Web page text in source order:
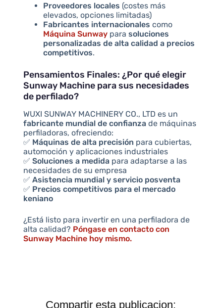
Proveedores locales (costes más
elevados, opciones limitadas)
Fabricantes internacionales como
Máquina Sunwaypara soluciones
personalizadas de alta calidad a precios
competitivos.
Pensamientos Finales: ¿Por qué elegir
Sunway Machine para sus necesidades
de perfilado?
WUXI SUNWAY MACHINERY CO., LTD es un
fabricante mundial de confianzade máquinas
perfiladoras, ofreciendo:
✅ Máquinas de alta precisión para cubiertas,
automoción y aplicaciones industriales
✅ Soluciones a medidapara adaptarse a las
necesidades de su empresa
✅ Asistencia mundial y servicio posventa
✅ Precios competitivos para el mercado
keniano
¿Está listo para invertir en una perfiladora de
alta calidad? Póngase en contacto con
Sunway Machine hoy mismo.
Compartir esta publicacion: